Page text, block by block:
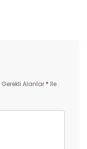
Gerekli Alanlar * Ile